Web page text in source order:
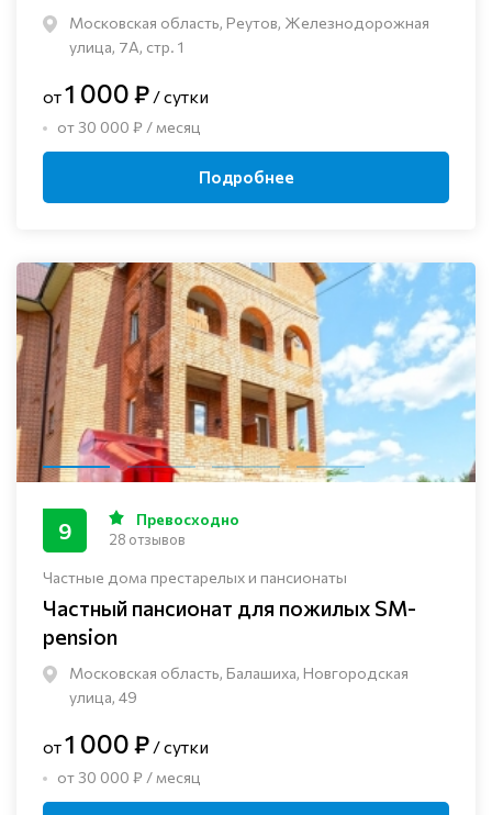
Московская область, Реутов, Железнодорожная
улица, 7А, стр. 1
от1 000 ₽ / сутки
от 30 000 ₽ / месяц
Подробнее
Частные дома престарелых и пансионаты
Частный пансионат для пожилых SM-
pension
Московская область, Балашиха, Новгородская
улица, 49
9 Превосходно
28 отзывов
от1 000 ₽ / сутки
от 30 000 ₽ / месяц